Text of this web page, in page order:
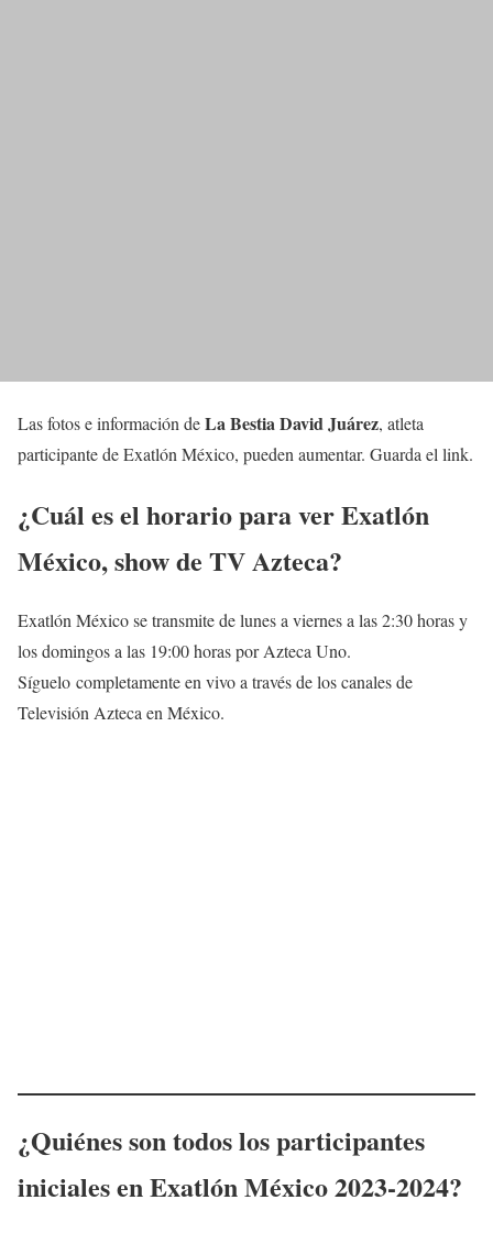
Las fotos e información deLa Bestia David Juárez, atleta
participante de Exatlón México, pueden aumentar. Guarda el link.
¿Cuál es el horario para ver Exatlón
México, show de TV Azteca?
Exatlón México se transmite de lunes a viernes a las 2:30 horas y
los domingos a las 19:00 horas por Azteca Uno.
Síguelo completamente en vivo a través de los canales de
Televisión Azteca en México.
¿Quiénes son todos los participantes
iniciales en Exatlón México 2023-2024?